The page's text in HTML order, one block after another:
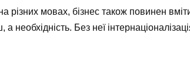
різних мовах, бізнес також повинен
Без неї